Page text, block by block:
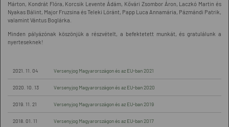
Márton, Kondrát Flóra, Korcsik Levente Ádám, Kővári Zsombor Áron, Laczkó Martin és
Nyakas Bálint, Major Fruzsina és Teleki Lóránt, Papp Luca Annamária, Pázmándi Patrik,
valamint Vántus Boglárka.
Minden pályázónak köszönjük a részvételt, a befektetett munkát, és gratulálunk a
nyerteseknek!
2021. 11. 04 Versenyjog Magyarországon és az EU-ban 2021
2020. 10. 13 Versenyjog Magyarországon és az EU-ban 2020
2019. 11. 21 Versenyjog Magyarországon és az EU-ban 2019
2018. 01. 11 Versenyjog Magyarországon és az EU-ban 2017